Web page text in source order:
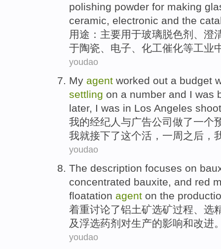
polishing powder for making
ceramic, electronic and the
用途 ： 主要用于玻璃脱色剂 、 澄
于陶瓷、 电子、 化工催化等工业
youdao
My agent worked out a budget
settling on a number and I was
later, I was in Los Angeles
我的经纪人 与广告公司 做了一个
我就接下了这个活 ， 一周 之后 ，
youdao
The description focuses on
concentrated bauxite, and red
floatation agent on the
着重讨论了铝土矿选矿过程、选
及浮选药剂 对生产的影响和改进
youdao